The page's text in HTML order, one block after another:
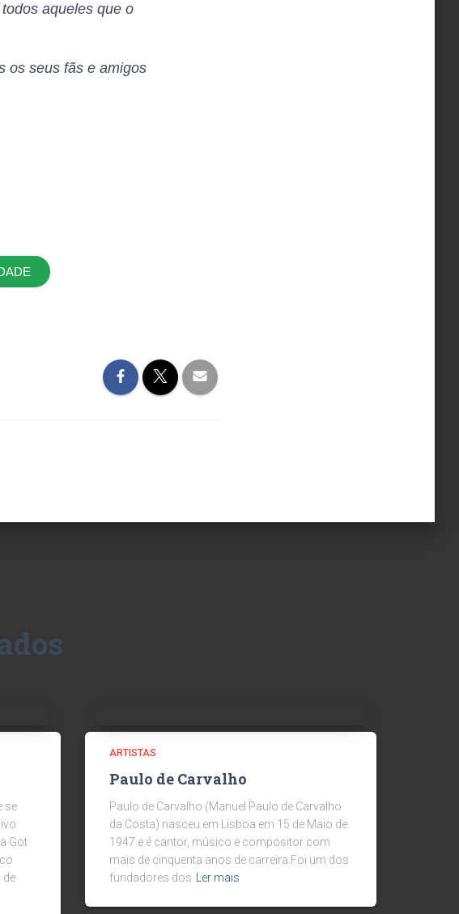
aqueles que o
os seus fãs e amigos
se
Got
de
ARTISTAS
Paulo de Carvalho
Paulo de Carvalho (Manuel Paulo de Carvalho
da Costa) nasceu em Lisboa em 15 de Maio de
1947 e é cantor, músico e compositor com
mais de cinquenta anos de carreira.Foi um dos
fundadores dos
Ler mais